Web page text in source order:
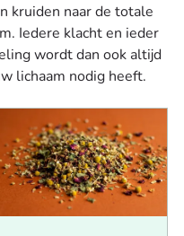
kruiden naar de totale
Iedere klacht en ieder
wordt dan ook altijd
lichaam nodig heeft.